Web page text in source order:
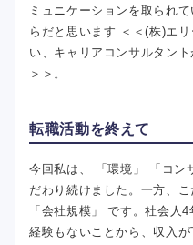
ミュニケーションを取られ
らだと思います ＜＜(株)エ
い、キャリアコンサルタン
＞＞。
転職活動を終えて
今回私は、 「環境」 「コン
だわり続けました。一方、
「会社規模」 です。社会人
経験もないことから、収入